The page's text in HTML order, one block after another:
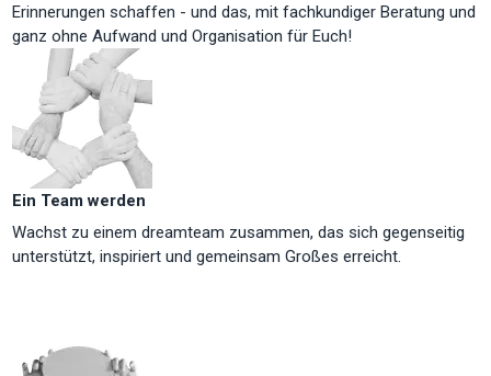
Erinnerungen schaffen - und das, mit fachkundiger Beratung und
ganz ohne Aufwand und Organisation für Euch!
Ein Team werden
Wachst zu einem dreamteam zusammen, das sich gegenseitig
unterstützt, inspiriert und gemeinsam Großes erreicht.